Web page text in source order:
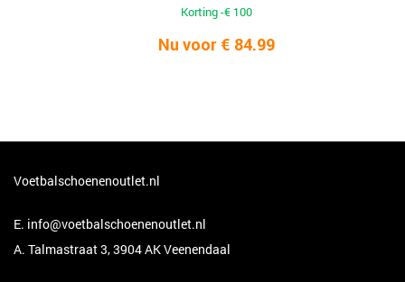
Korting -€ 100
Nu voor € 84.99
Voetbalschoenenoutlet.nl
E. info@voetbalschoenenoutlet.nl
A. Talmastraat 3, 3904 AK Veenendaal